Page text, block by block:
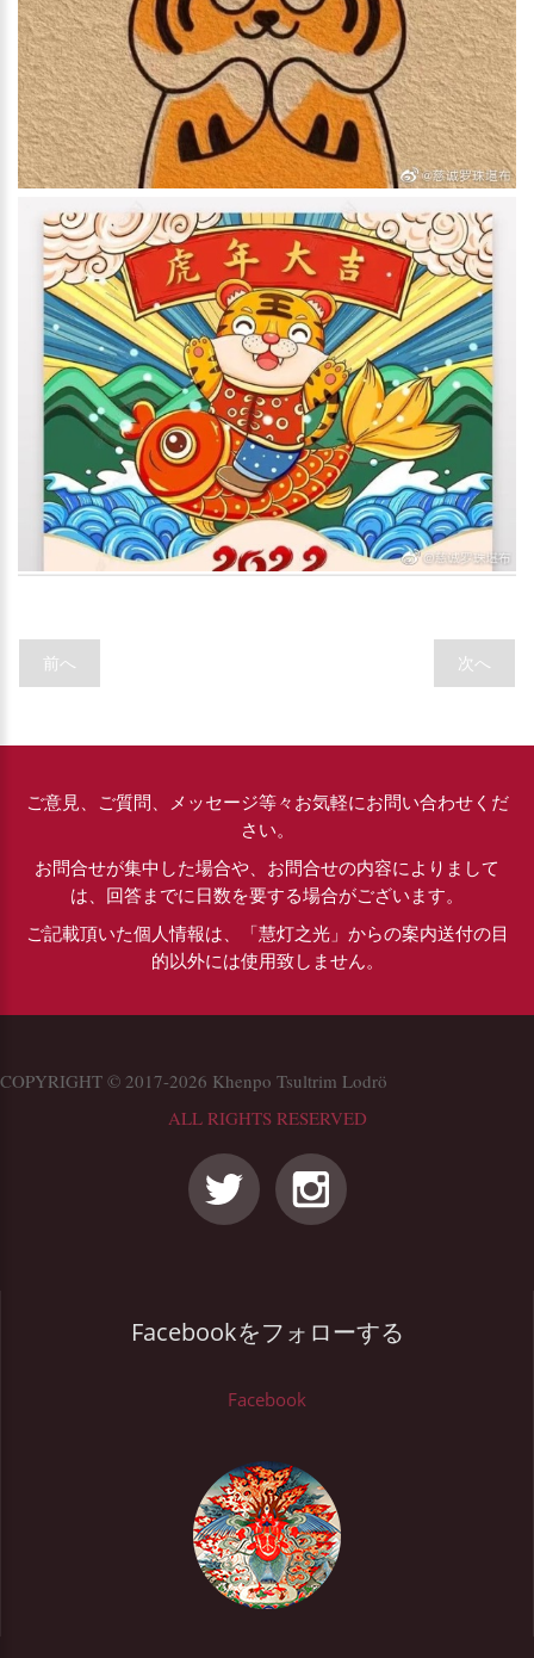
前へ 次へ
ご意見、ご質問、メッセージ等々お気軽にお問い合わせくだ
さい。
お問合せが集中した場合や、お問合せの内容によりまして
は、回答までに日数を要する場合がございます。
ご記載頂いた個人情報は、「慧灯之光」からの案内送付の目
的以外には使用致しません。
COPYRIGHT © 2017-2026 Khenpo Tsultrim Lodrö
ALL RIGHTS RESERVED
Facebookをフォローする
Facebook